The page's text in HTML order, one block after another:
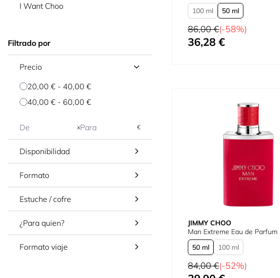
I Want Choo
Filtrado por
Precio
20,00 € - 40,00 €
40,00 € - 60,00 €
x €
Disponibilidad
Formato
Estuche / cofre
¿Para quien?
Formato viaje
100 ml 50 ml
Precio habitual
86,00 €(-58%)
Tan bajo como
36,28 €
JIMMY CHOO
Man Extreme Eau de Parfum
50 ml
100 ml
Precio habitual
84,00 €(-52%)
Tan bajo como